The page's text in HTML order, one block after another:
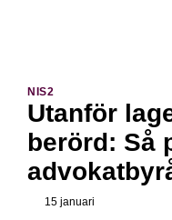
NIS2
Utanför
berörd: Så
15 januari